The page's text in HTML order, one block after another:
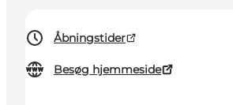
Åbningstider
Besøg hjemmeside